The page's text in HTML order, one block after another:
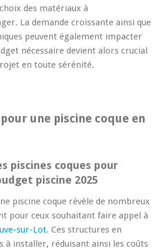
des matériaux à
La demande croissante ainsi que
peuvent également impacter
nécessaire devient alors crucial
en toute sérénité.
une piscine coque en
piscines coques pour
piscine 2025
piscine coque révèle de nombreux
pour ceux souhaitant faire appel à
sur-Lot. Ces structures en
à installer, réduisant ainsi les coûts